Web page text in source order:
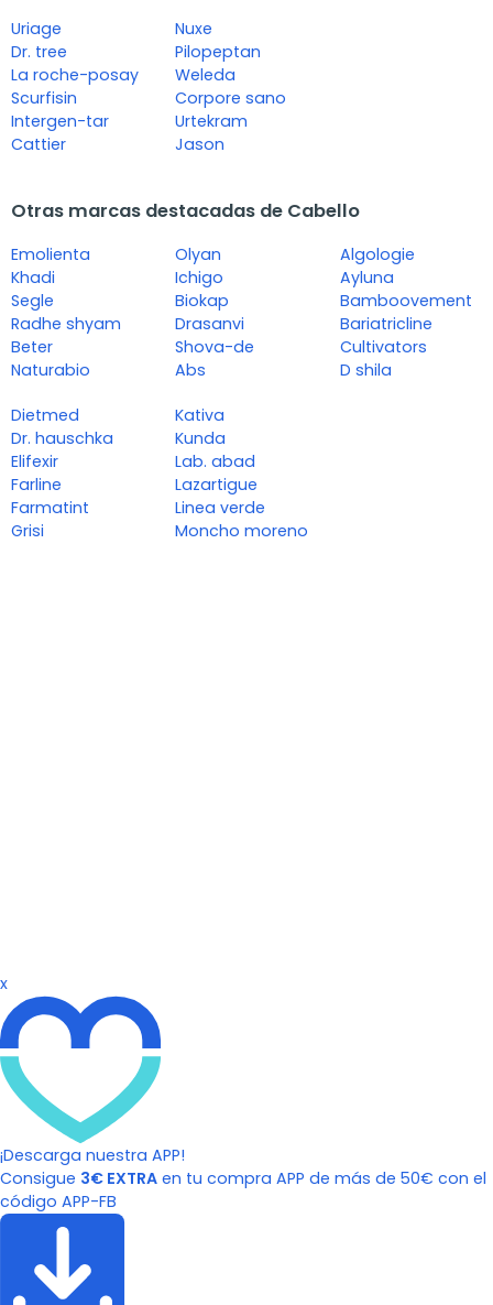
Uriage
Dr. tree
La roche-posay
Scurfisin
Intergen-tar
Cattier
Nuxe
Pilopeptan
Weleda
Corpore sano
Urtekram
Jason
Otras marcas destacadas de Cabello
Emolienta
Khadi
Segle
Radhe shyam
Beter
Naturabio
Olyan
Ichigo
Biokap
Drasanvi
Shova-de
Abs
Algologie
Ayluna
Bamboovement
Bariatricline
Cultivators
D shila
Dietmed
Dr. hauschka
Elifexir
Farline
Farmatint
Grisi
Kativa
Kunda
Lab. abad
Lazartigue
Linea verde
Moncho moreno
x
¡Descarga nuestra APP!
Consigue 3€ EXTRA en tu compra APP de más de 50€ con el
código APP-FB